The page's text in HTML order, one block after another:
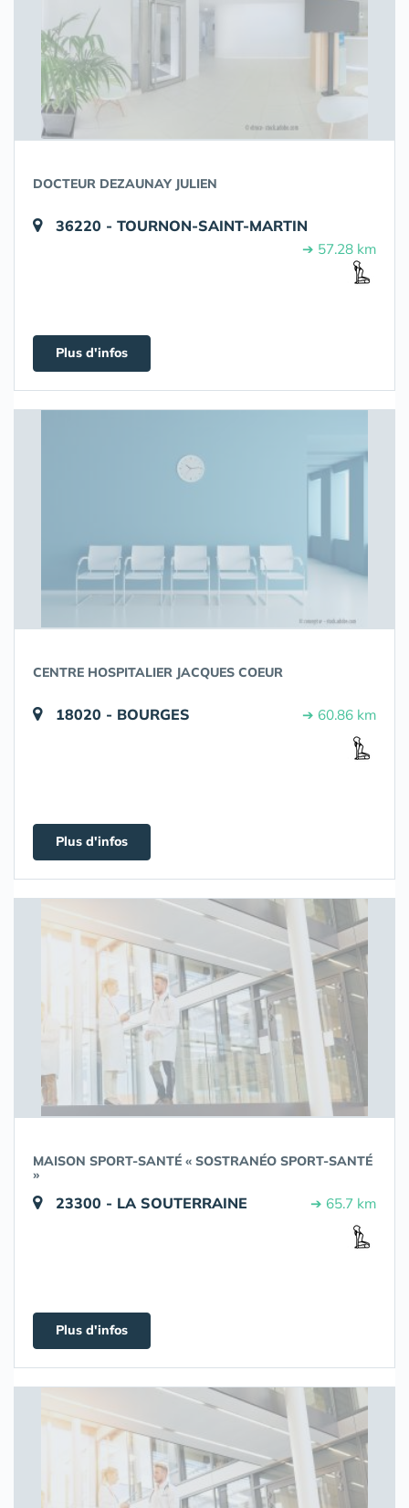
DOCTEUR DEZAUNAY JULIEN
36220 - TOURNON-SAINT-MARTIN
➔ 57.28 km
Plus d'infos
CENTRE HOSPITALIER JACQUES COEUR
18020 - BOURGES ➔ 60.86 km
Plus d'infos
MAISON SPORT-SANTÉ « SOSTRANÉO SPORT-SANTÉ
»
23300 - LA SOUTERRAINE ➔ 65.7 km
Plus d'infos